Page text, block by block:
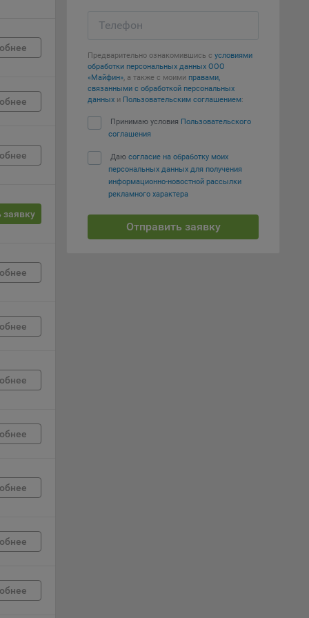
заявку
Телефон
Предварительно ознакомившись с условиями
обработки персональных данных ООО
«Майфин», а также с моими правами,
связанными с обработкой персональных
данных и Пользовательским соглашением:
Принимаю условия Пользовательского
соглашения
Даю согласие на обработку моих
персональных данных для получения
информационно-новостной рассылки
рекламного характера
Отправить заявку